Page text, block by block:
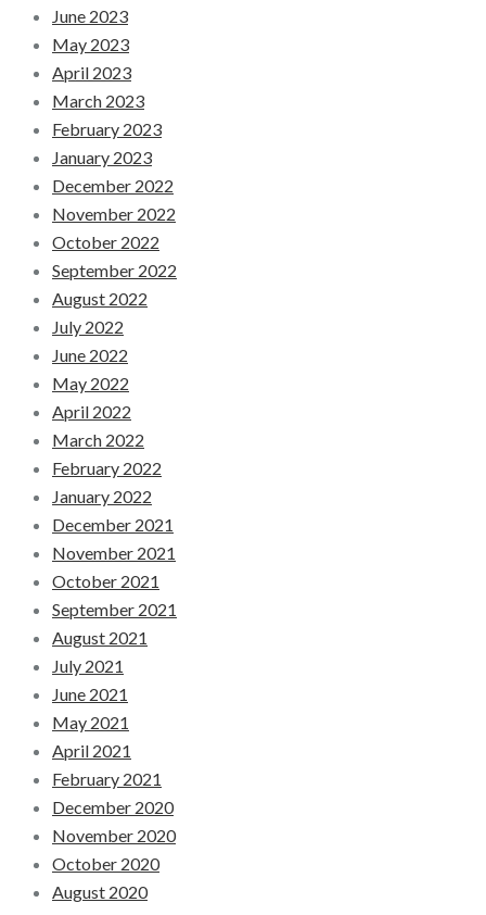
June 2023
May 2023
April 2023
March 2023
February 2023
January 2023
December 2022
November 2022
October 2022
September 2022
August 2022
July 2022
June 2022
May 2022
April 2022
March 2022
February 2022
January 2022
December 2021
November 2021
October 2021
September 2021
August 2021
July 2021
June 2021
May 2021
April 2021
February 2021
December 2020
November 2020
October 2020
August 2020